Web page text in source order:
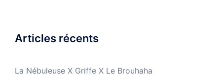
Articles récents
La Nébuleuse X Griffe X Le Brouhaha